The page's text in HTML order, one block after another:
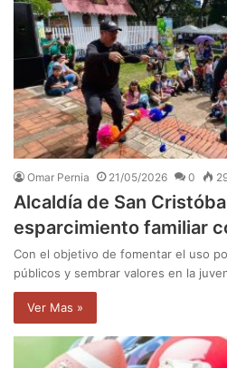
Omar Pernia 21/05/2026 0
Alcaldía de San
esparcimiento familiar
Con el objetivo de fomentar el uso
públicos y sembrar valores en la
Ver Mas »